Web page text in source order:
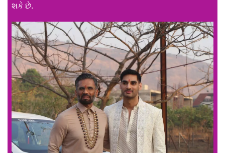
શકે છે.